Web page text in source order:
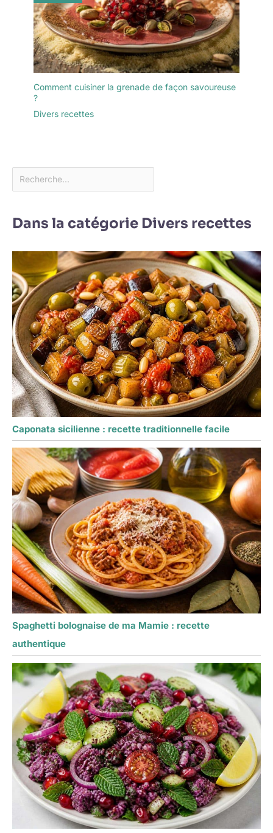
Comment cuisiner la grenade de façon savoureuse
?
Divers recettes
Dans la catégorie Divers recettes
Caponata sicilienne : recette traditionnelle facile
Spaghetti bolognaise de ma Mamie : recette
authentique